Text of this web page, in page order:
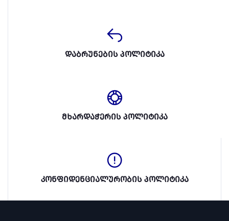
დაბრუნების პოლიტიკა
მხარდაჭერის პოლიტიკა
კონფიდენციალურობის პოლიტიკა